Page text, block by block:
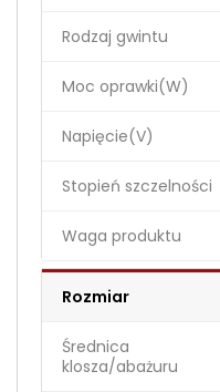
Rodzaj gwintu
Moc oprawki(W)
Napięcie(V)
Stopień szczelności
Waga produktu
Rozmiar
Średnica
klosza/abażuru